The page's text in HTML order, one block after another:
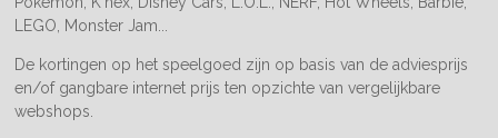
LEGO, Monster Jam...
De kortingen op het speelgoed zijn op basis van de adviesprijs
en/of gangbare internet prijs ten opzichte van vergelijkbare
webshops.